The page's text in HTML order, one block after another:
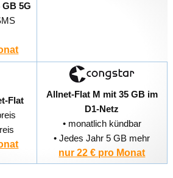
5G
Flat
Allnet-Flat M mit 35 GB im
D1-Netz
• monatlich kündbar
• Jedes Jahr 5 GB mehr
nur 22 € pro Monat